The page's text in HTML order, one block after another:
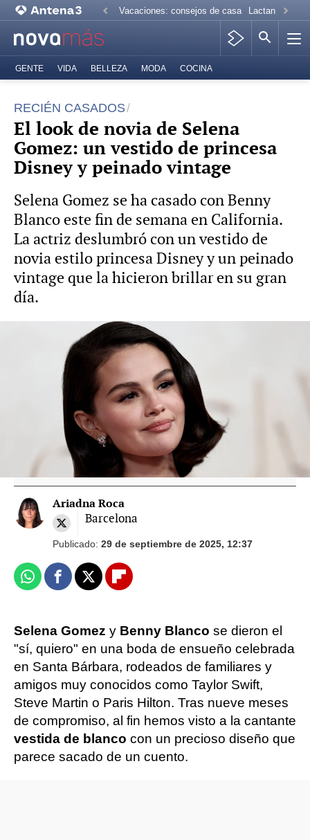
Vacaciones: consejos de casa Lactancia
GENTE VIDA BELLEZA MODA COCINA
RECIÉN CASADOS
El look de novia de Selena
Gomez: un vestido de princesa
Disney y peinado vintage
Selena Gomez se ha casado con Benny
Blanco este fin de semana en California.
La actriz deslumbró con un vestido de
novia estilo princesa Disney y un peinado
vintage que la hicieron brillar en su gran
día.
Azul eléctrico y lavanda, los dos colores
de uñas de esta primavera: así los lleva
Selena Gomez
Ariadna Roca
Barcelona
Publicado: 29 de septiembre de 2025, 12:37
WhatsappFacebook
X Flipboard
Selena Gomez y Benny Blanco se dieron el
"sí, quiero" en una boda de ensueño celebrada
en Santa Bárbara, rodeados de familiares y
amigos muy conocidos como Taylor Swift,
Steve Martin o Paris Hilton. Tras nueve meses
de compromiso, al fin hemos visto a la cantante
vestida de blanco con un precioso diseño que
parece sacado de un cuento.